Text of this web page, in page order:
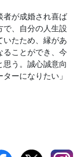
者が成婚され喜ば
で、自分の人生設
いたため、縁があ
ることができ、今
思う。誠心誠意向
ーになりたい」